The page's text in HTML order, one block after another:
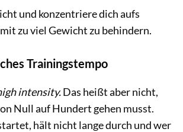
und konzentriere dich aufs
zu viel Gewicht zu behindern.
Trainingstempo
intensity.Das heißt aber nicht,
Null auf Hundert gehen musst.
hält nicht lange durch und wer